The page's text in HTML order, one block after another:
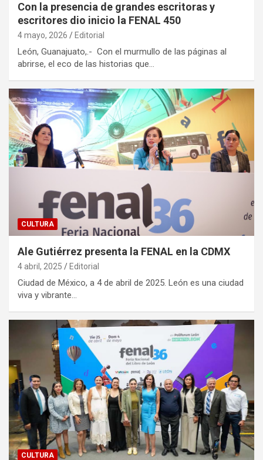
Con la presencia de grandes escritoras y
escritores dio inicio la FENAL 450
4 mayo, 2026 Editorial
León, Guanajuato,.- Con el murmullo de las páginas al
abrirse, el eco de las historias que…
CULTURA
Ale Gutiérrez presenta la FENAL en la CDMX
4 abril, 2025 Editorial
Ciudad de México, a 4 de abril de 2025. León es una ciudad
viva y vibrante…
CULTURA